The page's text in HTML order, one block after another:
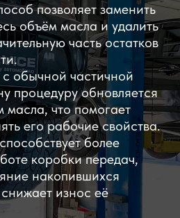
позволяет заменить
объём масла и удалить
часть остатков
обычной частичной
процедуру обновляется
что помогает
его рабочие свойства.
более
коробки передач,
накопившихся
износ её